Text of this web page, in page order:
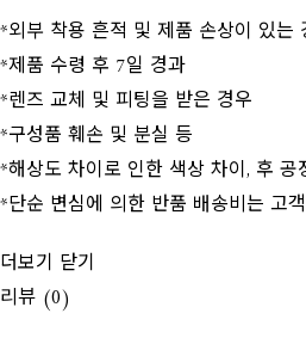
*외부 착용 흔적 및 제품 손상이 있는
*제품 수령 후 7일 경과
*렌즈 교체 및 피팅을 받은 경우
*구성품 훼손 및 분실 등
*해상도 차이로 인한 색상 차이, 후
*단순 변심에 의한 반품 배송비는 고
더보기 닫기
리뷰 (0)